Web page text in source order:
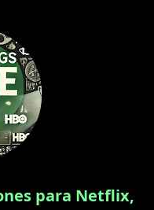
para Netflix,